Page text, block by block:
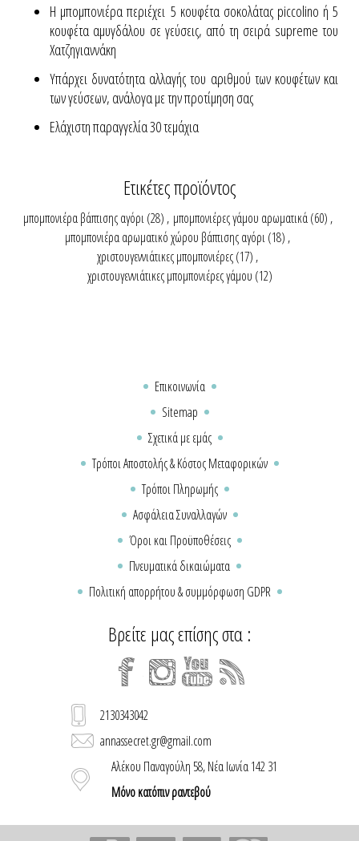
Η μπομπονιέρα περιέχει 5 κουφέτα σοκολάτας piccolino ή 5
κουφέτα αμυγδάλου σε γεύσεις, από τη σειρά supreme του
Χατζηγιαννάκη
Yπάρχει δυνατότητα αλλαγής του αριθμού των κουφέτων και
των γεύσεων, ανάλογα με την προτίμηση σας
Ελάχιστη παραγγελία 30 τεμάχια
Ετικέτες προϊόντος
μπομπονιέρα βάπτισης αγόρι (28) , μπομπονιέρες γάμου αρωματικά (60) ,
μπομπονιέρα αρωματικό χώρου βάπτισης αγόρι(18) ,
χριστουγεννιάτικες μπομπονιέρες(17) ,
χριστουγεννιάτικες μπομπονιέρες γάμου (12)
Επικοινωνία
Sitemap
Σχετικά με εμάς
Τρόποι Αποστολής & Κόστος Μεταφορικών
Τρόποι Πληρωμής
Ασφάλεια Συναλλαγών
Όροι και Προϋποθέσεις
Πνευματικά δικαιώματα
Πολιτική απορρήτου & συμμόρφωση GDPR
Βρείτε μας επίσης στα :
2130343042
annassecret.gr@gmail.com
Αλέκου Παναγούλη 58, Νέα Ιωνία 142 31
Μόνο κατόπιν ραντεβού